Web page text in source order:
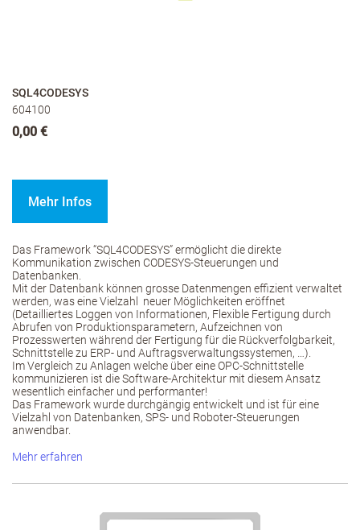
SQL4CODESYS
604100
0,00 €
Mehr Infos
Das Framework “SQL4CODESYS” ermöglicht die direkte
Kommunikation zwischen CODESYS-Steuerungen und
Datenbanken.
Mit der Datenbank können grosse Datenmengen effizient verwaltet
werden, was eine Vielzahl neuer Möglichkeiten eröffnet
(Detailliertes Loggen von Informationen, Flexible Fertigung durch
Abrufen von Produktionsparametern, Aufzeichnen von
Prozesswerten während der Fertigung für die Rückverfolgbarkeit,
Schnittstelle zu ERP- und Auftragsverwaltungssystemen, …).
Im Vergleich zu Anlagen welche über eine OPC-Schnittstelle
kommunizieren ist die Software-Architektur mit diesem Ansatz
wesentlich einfacher und performanter!
Das Framework wurde durchgängig entwickelt und ist für eine
Vielzahl von Datenbanken, SPS- und Roboter-Steuerungen
anwendbar.
Mehr erfahren